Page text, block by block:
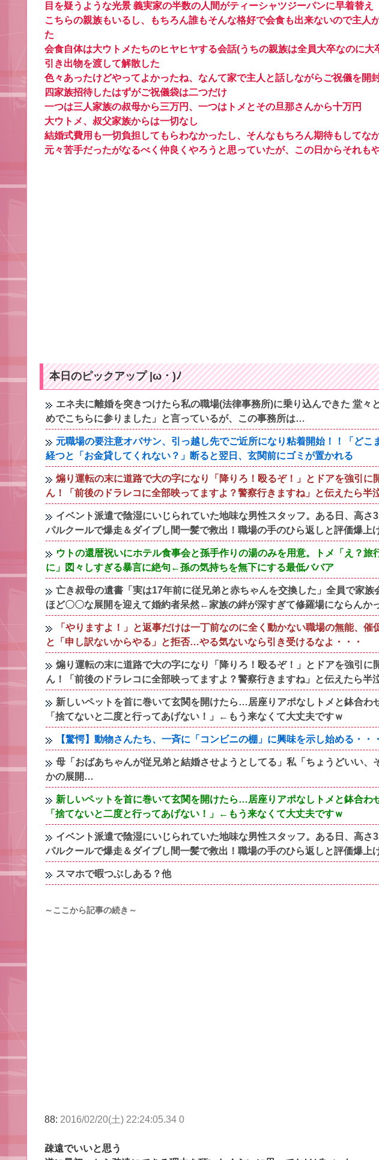
目を疑うような光景 義実家の半数の人間がティーシャツジーパンに早着替え
こちらの親族もいるし、もちろん誰もそんな格好で会食も出来ないので主人
た
会食自体は大ウトメたちのヒヤヒヤする会話(うちの親族は全員大卒なのに
引き出物を渡して解散した
色々あったけどやってよかったね、なんて家で主人と話しながらご祝儀を開
四家族招待したはずがご祝儀袋は二つだけ
一つは三人家族の叔母から三万円、一つはトメとその旦那さんから十万円
大ウトメ、叔父家族からは一切なし
結婚式費用も一切負担してもらわなかったし、そんなもちろん期待もしてな
元々苦手だったがなるべく仲良くやろうと思っていたが、この日からそれも
本日のピックアップ |ω・)ﾉ
エネ夫に離婚を突きつけたら私の職場(法律事務所)に乗り込んできた 堂々
めでこちらに参りました」と言っているが、この事務所は…
元職場の要注意オバサン、引っ越し先でご近所になり粘着開始！！「どこ
経つと「お金貸してくれない？」断ると翌日、玄関前にゴミが置かれる
煽り運転の末に道路で大の字になり「降りろ！殴るぞ！」とドアを強引に
ん！「前後のドラレコに全部映ってますよ？警察行きますね」と伝えたら半
イベント派遣で陰湿にいじられていた地味な男性スタッフ。ある日、高さ
パルクールで爆走＆ダイブし間一髪で救出！職場の手のひら返しと評価爆上
ウトの還暦祝いにホテル食事会と孫手作りの湯のみを用意。トメ「え？旅
に」図々しすぎる暴言に絶句←孫の気持ちを無下にする最低ババア
亡き叔母の遺書「実は17年前に従兄弟と赤ちゃんを交換した」全員で家族
ほど〇〇な展開を迎えて婚約者呆然←家族の絆が深すぎて修羅場にならんか
「やりますよ！」と返事だけは一丁前なのに全く動かない職場の無能、
と「申し訳ないからやる」と拒否…やる気ないなら引き受けるなよ・・・
煽り運転の末に道路で大の字になり「降りろ！殴るぞ！」とドアを強引に
ん！「前後のドラレコに全部映ってますよ？警察行きますね」と伝えたら半
新しいペットを首に巻いて玄関を開けたら…居座りアポなしトメと鉢合わ
「捨てないと二度と行ってあげない！」←もう来なくて大丈夫ですｗ
【驚愕】動物さんたち、一斉に「コンビニの棚」に興味を示し始める・・
母「おばあちゃんが従兄弟と結婚させようとしてる」私「ちょうどいい
かの展開…
新しいペットを首に巻いて玄関を開けたら…居座りアポなしトメと鉢合わ
「捨てないと二度と行ってあげない！」←もう来なくて大丈夫ですｗ
イベント派遣で陰湿にいじられていた地味な男性スタッフ。ある日、高さ
パルクールで爆走＆ダイブし間一髪で救出！職場の手のひら返しと評価爆上
スマホで暇つぶしある？他
～ここから記事の続き～
88: 2016/02/20(土) 22:24:05.34 0
疎遠でいいと思う